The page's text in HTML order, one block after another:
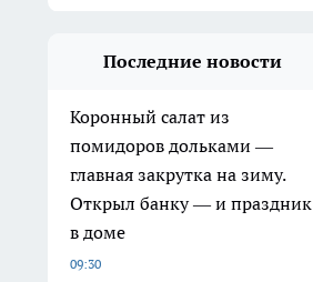
Последние новости
Коронный салат из
помидоров дольками —
главная закрутка на зиму.
Открыл банку — и праздник
в доме
09:30